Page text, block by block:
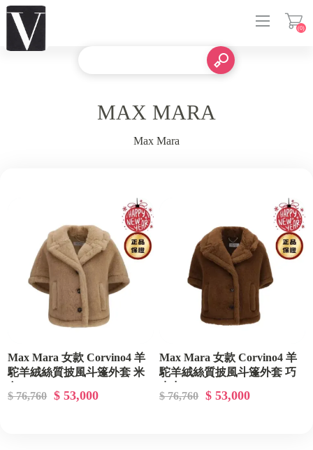
(0)
MAX MARA
Max Mara
Max Mara 女款 Corvino4 羊
駝羊絨絲質披風斗篷外套 米
$ 76,760 $ 53,000
Max Mara 女款 Corvino4 羊
駝羊絨絲質披風斗篷外套 巧
$ 76,760 $ 53,000